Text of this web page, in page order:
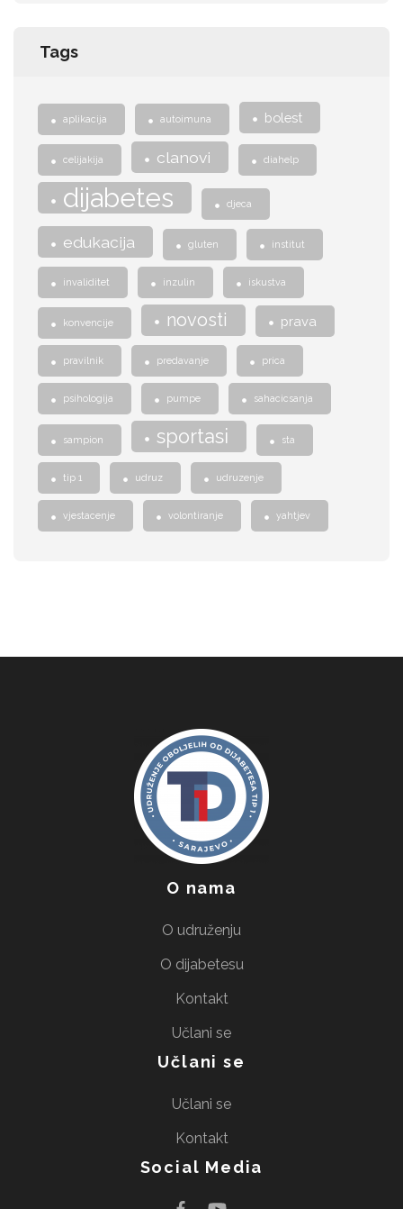
Tags
aplikacija autoimuna bolest
celijakija clanovi diahelp
dijabetes djeca
edukacija gluten institut
invaliditet inzulin iskustva
konvencije novosti prava
pravilnik predavanje prica
psihologija pumpe sahacicsanja
sampion sportasi sta
tip 1 udruz udruzenje
vjestacenje volontiranje yahtjev
O nama
O udruženju
O dijabetesu
Kontakt
Učlani se
Učlani se
Učlani se
Kontakt
Social Media